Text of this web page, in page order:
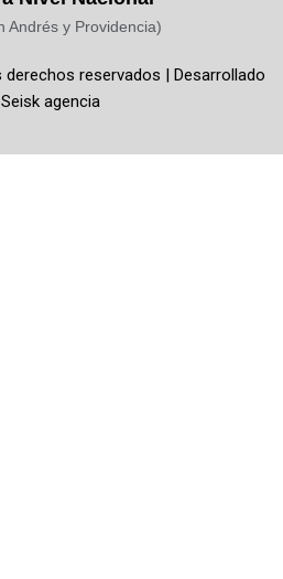
r
m
e
Andrés y Providencia)
reservados | Desarrollado
Seisk agencia